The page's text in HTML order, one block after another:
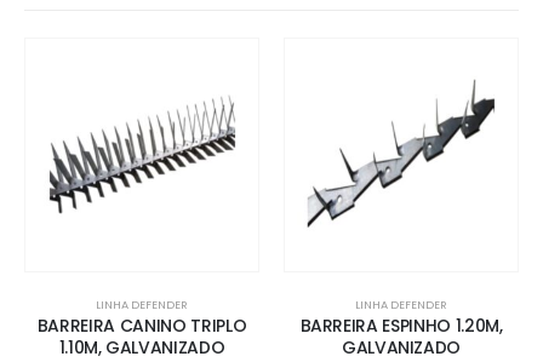
LINHA DEFENDER
BARREIRA CANINO TRIPLO
1.10M, GALVANIZADO
LINHA DEFENDER
BARREIRA ESPINHO 1.20M,
GALVANIZADO